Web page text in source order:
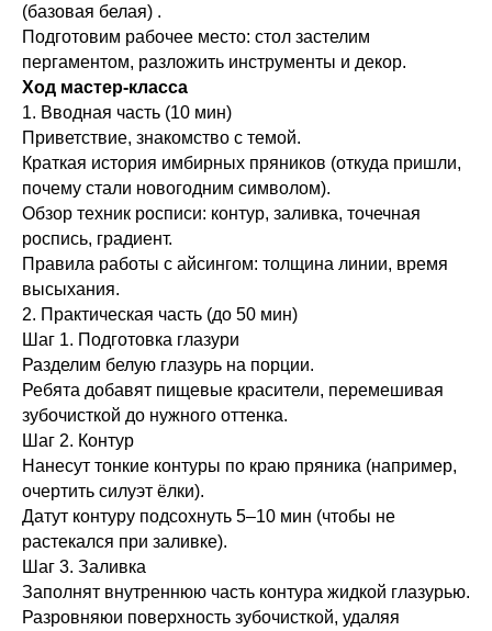
(базовая белая) .
Подготовим рабочее место: стол застелим
пергаментом, разложить инструменты и декор.
Ход мастер‑класса
1. Вводная часть (10 мин)
Приветствие, знакомство с темой.
Краткая история имбирных пряников (откуда пришли,
почему стали новогодним символом).
Обзор техник росписи: контур, заливка, точечная
роспись, градиент.
Правила работы с айсингом: толщина линии, время
высыхания.
2. Практическая часть (до 50 мин)
Шаг 1. Подготовка глазури
Разделим белую глазурь на порции.
Ребята добавят пищевые красители, перемешивая
зубочисткой до нужного оттенка.
Шаг 2. Контур
Нанесут тонкие контуры по краю пряника (например,
очертить силуэт ёлки).
Датут контуру подсохнуть 5–10 мин (чтобы не
растекался при заливке).
Шаг 3. Заливка
Заполнят внутреннюю часть контура жидкой глазурью.
Разровняюи поверхность зубочисткой, удаляя